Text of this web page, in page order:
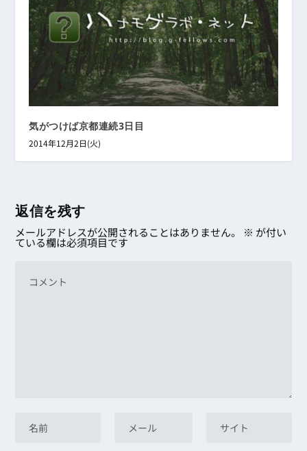
気がつけば京都連続3日目
2014年12月2日(火)
返信を残す
メールアドレスが公開されることはありません。 ※ が付い
ている欄は必須項目です